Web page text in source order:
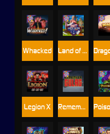
Land of the Free
Legion X
Whacked
Remember Gulag